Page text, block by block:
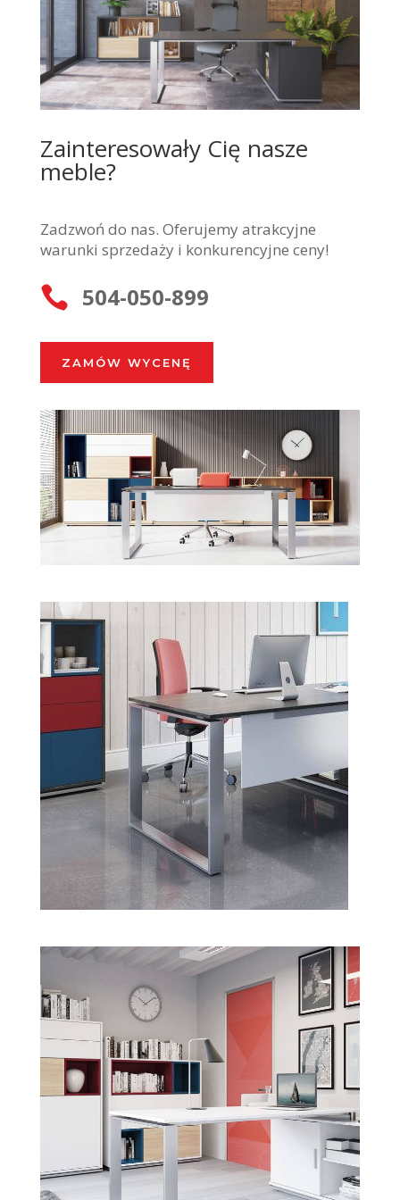
Zainteresowały Cię nasze
meble?
Zadzwoń do nas. Oferujemy atrakcyjne
warunki sprzedaży i konkurencyjne ceny!
 504-050-899
ZAMÓW WYCENĘ